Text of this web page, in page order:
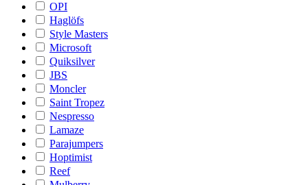
OPI
Haglöfs
Style Masters
Microsoft
Quiksilver
JBS
Moncler
Saint Tropez
Nespresso
Lamaze
Parajumpers
Hoptimist
Reef